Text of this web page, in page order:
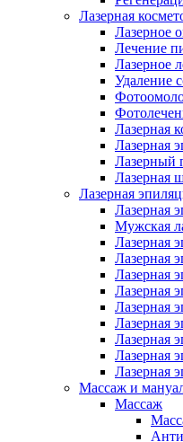
Лазерная
Лазерное
Лечение
Лазерное
Удаление
Лазерная
Лазерная
Лазерный
Лазерная
Лазерная
Лазерная
Мужская
Лазерная
Лазерная
Лазерная
Лазерная
Лазерная
Лазерная
Лазерная
Лазерная
Лазерная
Массаж и
Массаж